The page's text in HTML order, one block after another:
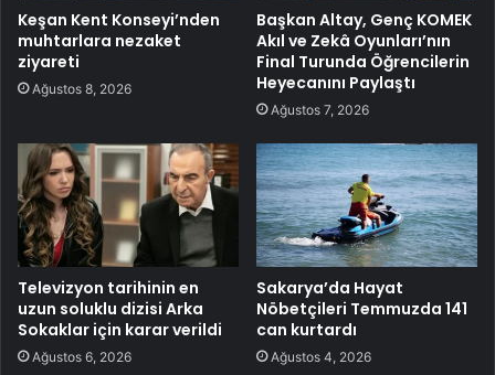
Keşan Kent Konseyi’nden
muhtarlara nezaket
ziyareti
Ağustos 8, 2026
Başkan Altay, Genç KOMEK
Akıl ve Zekâ Oyunları’nın
Final Turunda Öğrencilerin
Heyecanını Paylaştı
Ağustos 7, 2026
Televizyon tarihinin en
uzun soluklu dizisi Arka
Sokaklar için karar verildi
Ağustos 6, 2026
Sakarya’da Hayat
Nöbetçileri Temmuzda 141
can kurtardı
Ağustos 4, 2026